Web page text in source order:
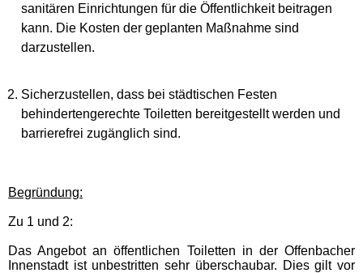
sanitären Einrichtungen für die Öffentlichkeit beitragen
kann. Die Kosten der geplanten Maßnahme sind
darzustellen.
Sicherzustellen, dass bei städtischen Festen
behindertengerechte Toiletten bereitgestellt werden und
barrierefrei zugänglich sind.
Begründung:
Zu 1 und 2:
Das Angebot an öffentlichen Toiletten in der Offenbacher
Innenstadt ist unbestritten sehr überschaubar. Dies gilt vor